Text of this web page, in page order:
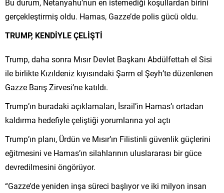
Bu durum, Netanyahu’nun en istemediği koşullardan birini
gerçekleştirmiş oldu. Hamas, Gazze’de polis gücü oldu.
TRUMP, KENDİYLE ÇELİŞTİ
Trump, daha sonra Mısır Devlet Başkanı Abdülfettah el Sisi
ile birlikte Kızıldeniz kıyısındaki Şarm el Şeyh’te düzenlenen
Gazze Barış Zirvesi’ne katıldı.
Trump’ın buradaki açıklamaları, İsrail’in Hamas’ı ortadan
kaldırma hedefiyle çeliştiği yorumlarına yol açtı
Trump’ın planı, Ürdün ve Mısır’ın Filistinli güvenlik güçlerini
eğitmesini ve Hamas’ın silahlarının uluslararası bir güce
devredilmesini öngörüyor.
“Gazze’de yeniden inşa süreci başlıyor ve iki milyon insan